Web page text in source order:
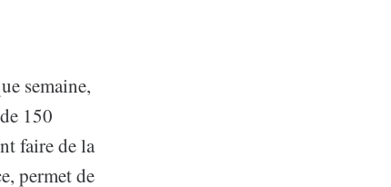
semaine,
150
faire de la
permet de